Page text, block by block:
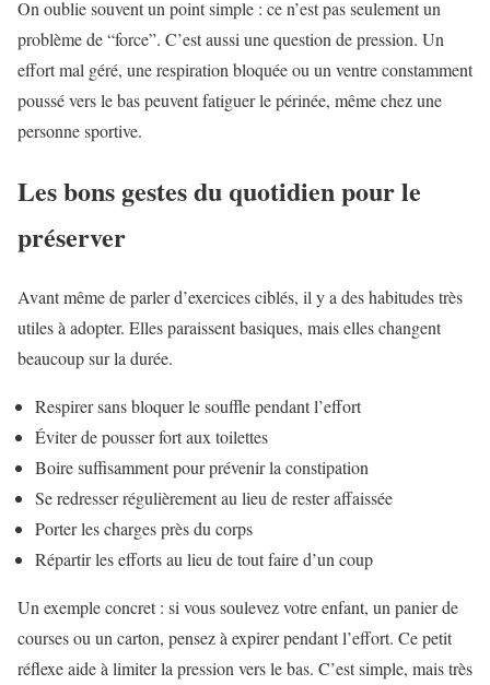
On oublie souvent un point simple : ce n’est pas seulement un
problème de “force”. C’est aussi une question de pression. Un
effort mal géré, une respiration bloquée ou un ventre constamment
poussé vers le bas peuvent fatiguer le périnée, même chez une
personne sportive.
Les bons gestes du quotidien pour le
préserver
Avant même de parler d’exercices ciblés, il y a des habitudes très
utiles à adopter. Elles paraissent basiques, mais elles changent
beaucoup sur la durée.
Respirer sans bloquer le souffle pendant l’effort
Éviter de pousser fort aux toilettes
Boire suffisamment pour prévenir la constipation
Se redresser régulièrement au lieu de rester affaissée
Porter les charges près du corps
Répartir les efforts au lieu de tout faire d’un coup
Un exemple concret : si vous soulevez votre enfant, un panier de
courses ou un carton, pensez à expirer pendant l’effort. Ce petit
réflexe aide à limiter la pression vers le bas. C’est simple, mais très